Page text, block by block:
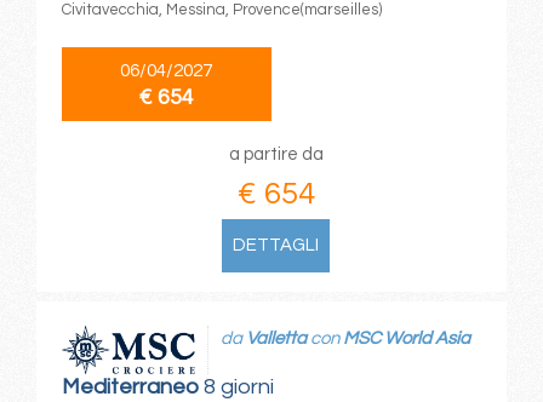
Civitavecchia, Messina, Provence(marseilles)
06/04/2027
€ 654
a partire da
€ 654
DETTAGLI
Mediterraneo8 giorni
da Vallettacon MSC World Asia